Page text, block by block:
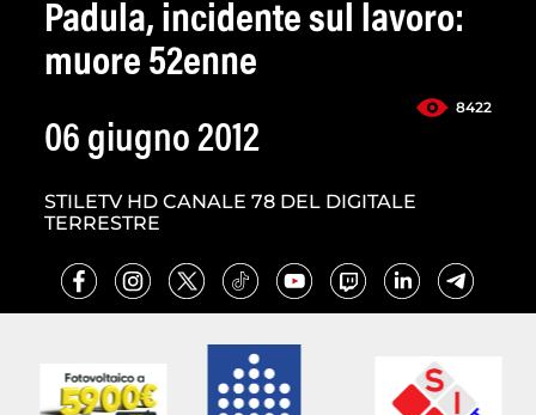
Padula, incidente sul lavoro:
muore 52enne
8422
06 giugno 2012
STILETV HD CANALE 78 DEL DIGITALE
TERRESTRE